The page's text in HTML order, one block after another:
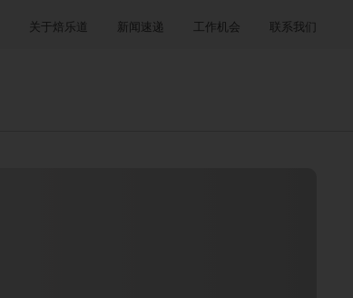
关于焙乐道 新闻速递 工作机会 联系我们